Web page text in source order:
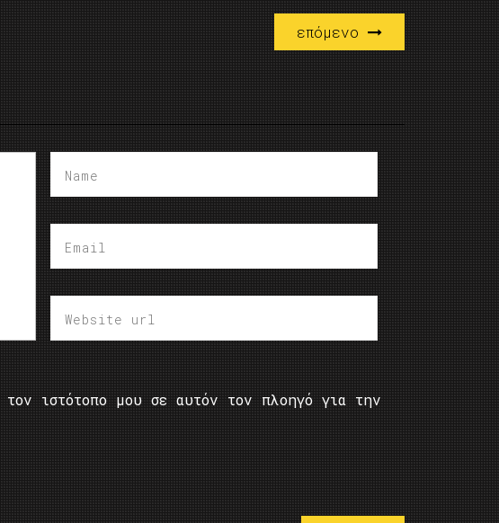
επόμενο
ιστότοπο μου σε αυτόν τον πλοηγό για την